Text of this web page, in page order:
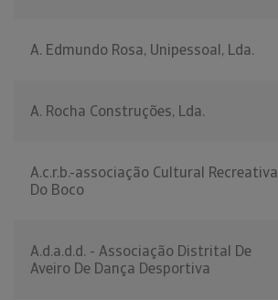
A. Edmundo Rosa, Unipessoal, Lda.
A. Rocha Construções, Lda.
A.c.r.b.-associação Cultural Recreativa
Do Boco
A.d.a.d.d. - Associação Distrital De
Aveiro De Dança Desportiva